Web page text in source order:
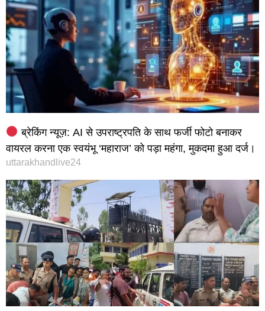
ब्रेकिंग न्यूज़: AI से उपराष्ट्रपति के साथ फर्जी फोटो बनाकर
वायरल करना एक स्वयंभू ‘महाराज’ को पड़ा महंगा, मुकदमा हुआ दर्ज।
uttarakhandlive24